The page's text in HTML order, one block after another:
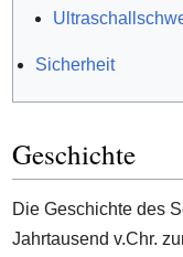
Sicherheit
Geschichte
Die Geschichte des
Jahrtausend v.Chr.